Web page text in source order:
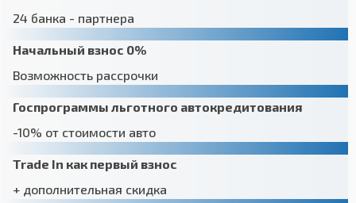
24 банка - партнера
Начальный взнос 0%
Возможность рассрочки
Госпрограммы льготного автокредитования
-10% от стоимости авто
Trade In как первый взнос
+ дополнительная скидка